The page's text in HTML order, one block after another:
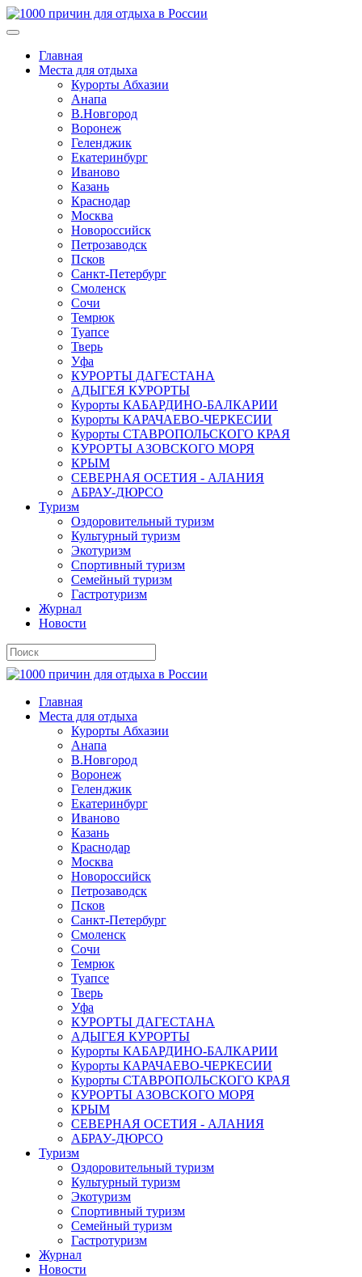
Главная
Места для отдыха
Курорты Абхазии
Анапа
В.Новгород
Воронеж
Геленджик
Екатеринбург
Иваново
Казань
Краснодар
Москва
Новороссийск
Петрозаводск
Псков
Санкт-Петербург
Смоленск
Сочи
Темрюк
Туапсе
Тверь
Уфа
КУРОРТЫ ДАГЕСТАНА
АДЫГЕЯ КУРОРТЫ
Курорты КАБАРДИНО-БАЛКАРИИ
Курорты КАРАЧАЕВО-ЧЕРКЕСИИ
Курорты СТАВРОПОЛЬСКОГО КРАЯ
КУРОРТЫ АЗОВСКОГО МОРЯ
КРЫМ
СЕВЕРНАЯ ОСЕТИЯ - АЛАНИЯ
АБРАУ-ДЮРСО
Туризм
Оздоровительный туризм
Культурный туризм
Экотуризм
Спортивный туризм
Семейный туризм
Гастротуризм
Журнал
Новости
Главная
Места для отдыха
Курорты Абхазии
Анапа
В.Новгород
Воронеж
Геленджик
Екатеринбург
Иваново
Казань
Краснодар
Москва
Новороссийск
Петрозаводск
Псков
Санкт-Петербург
Смоленск
Сочи
Темрюк
Туапсе
Тверь
Уфа
КУРОРТЫ ДАГЕСТАНА
АДЫГЕЯ КУРОРТЫ
Курорты КАБАРДИНО-БАЛКАРИИ
Курорты КАРАЧАЕВО-ЧЕРКЕСИИ
Курорты СТАВРОПОЛЬСКОГО КРАЯ
КУРОРТЫ АЗОВСКОГО МОРЯ
КРЫМ
СЕВЕРНАЯ ОСЕТИЯ - АЛАНИЯ
АБРАУ-ДЮРСО
Туризм
Оздоровительный туризм
Культурный туризм
Экотуризм
Спортивный туризм
Семейный туризм
Гастротуризм
Журнал
Новости